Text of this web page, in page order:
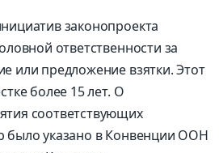
законопроекта
ответственности за
или предложение взятки. Этот
более 15 лет. О
соответствующих
было указано в Конвенции ООН